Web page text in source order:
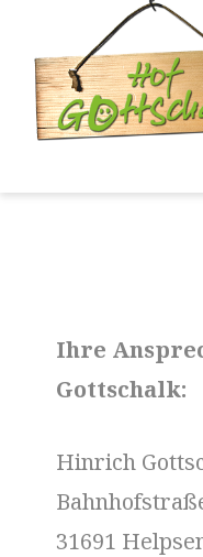
Hof
Ihre
Gottschalk:
Hinrich
31691